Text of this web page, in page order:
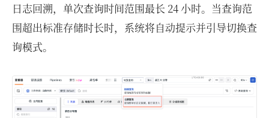
日志回溯，单次查询时间范围最长 24 小时。当查询范
围超出标准存储时长时，系统将自动提示并引导切换查
询模式。